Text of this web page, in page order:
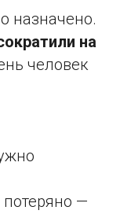
назначено.
на
человек
—